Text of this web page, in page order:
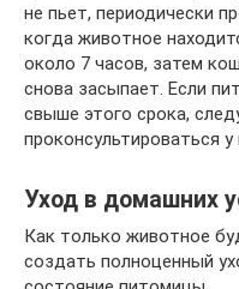
не пьет, периодически
когда животное
около 7 часов, затем
снова засыпает. Если
свыше этого срока,
проконсультироваться у
Уход в домашних
Как только животное
создать полноценный